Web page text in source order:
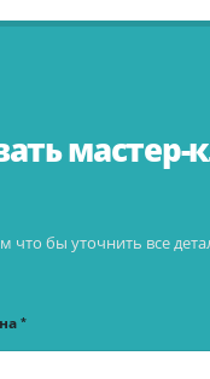
мастер-
бы уточнить все